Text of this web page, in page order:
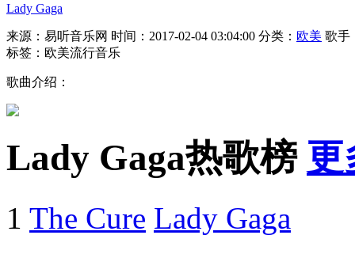
Lady Gaga
来源：易听音乐网 时间：2017-02-04 03:04:00 分类： 欧美 歌手
标签：欧美流行音乐
歌曲介绍：
Lady Gaga热歌榜 更
1 The Cure Lady Gaga